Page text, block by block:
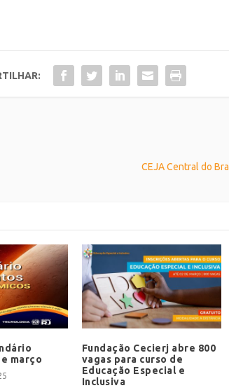
CEJA Central do
março
Fundação Cecierj abre 800
vagas para curso de
Educação Especial e
Inclusiva